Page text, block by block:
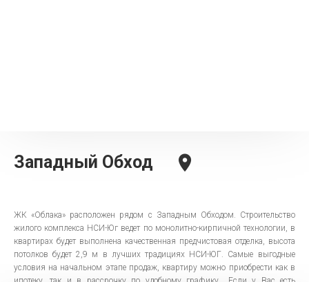
Западный Обход
ЖК «Облака» расположен рядом с Западным Обходом. Строительство
жилого комплекса НСИ-Юг ведет по монолитно-кирпичной технологии, в
квартирах будет выполнена качественная предчистовая отделка, высота
потолков будет 2,9 м в лучших традициях НСИ-ЮГ. Самые выгодные
условия на начальном этапе продаж, квартиру можно приобрести как в